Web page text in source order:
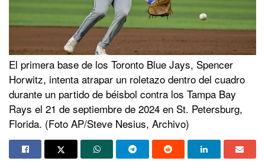
El primera base de los Toronto Blue Jays, Spencer
Horwitz, intenta atrapar un roletazo dentro del cuadro
durante un partido de béisbol contra los Tampa Bay
Rays el 21 de septiembre de 2024 en St. Petersburg,
Florida. (Foto AP/Steve Nesius, Archivo)